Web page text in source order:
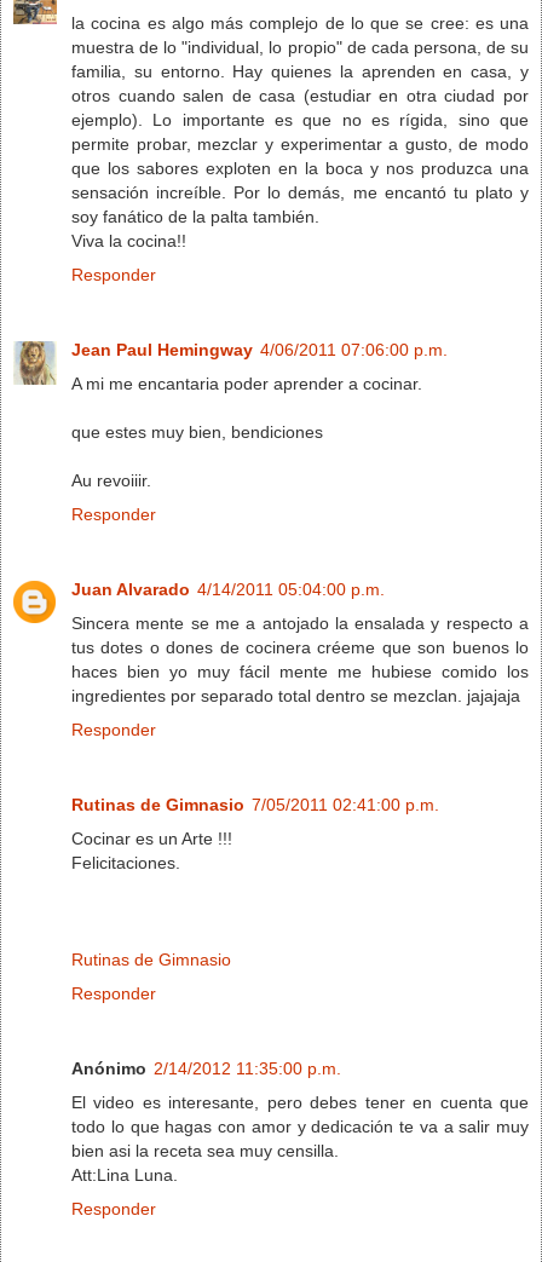
la cocina es algo más complejo de lo que se cree: es una
muestra de lo "individual, lo propio" de cada persona, de su
familia, su entorno. Hay quienes la aprenden en casa, y
otros cuando salen de casa (estudiar en otra ciudad por
ejemplo). Lo importante es que no es rígida, sino que
permite probar, mezclar y experimentar a gusto, de modo
que los sabores exploten en la boca y nos produzca una
sensación increíble. Por lo demás, me encantó tu plato y
soy fanático de la palta también.
Viva la cocina!!
Responder
Jean Paul Hemingway 4/06/2011 07:06:00 p.m.
A mi me encantaria poder aprender a cocinar.
que estes muy bien, bendiciones
Au revoiiir.
Responder
Juan Alvarado 4/14/2011 05:04:00 p.m.
Sincera mente se me a antojado la ensalada y respecto a
tus dotes o dones de cocinera créeme que son buenos lo
haces bien yo muy fácil mente me hubiese comido los
ingredientes por separado total dentro se mezclan. jajajaja
Responder
Rutinas de Gimnasio 7/05/2011 02:41:00 p.m.
Cocinar es un Arte !!!
Felicitaciones.
Rutinas de Gimnasio
Responder
Anónimo 2/14/2012 11:35:00 p.m.
El video es interesante, pero debes tener en cuenta que
todo lo que hagas con amor y dedicación te va a salir muy
bien asi la receta sea muy censilla.
Att:Lina Luna.
Responder